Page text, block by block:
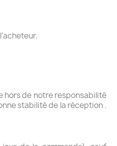
hors de notre responsabilité
stabilité de la réception .